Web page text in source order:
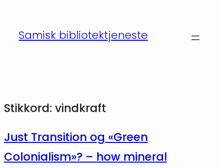
innholdSamisk bibliotektjeneste
Stikkord: vindkraft
Just Transition og «Green
Colonialism»? – how mineral